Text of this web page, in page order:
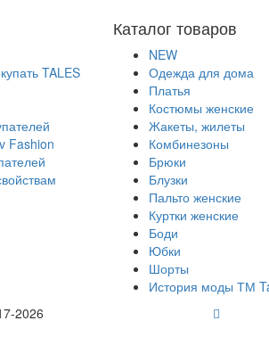
TALES
Fashion
Каталог товаров
NEW
Одежда для дома
Платья
Костюмы женские
Жакеты, жилеты
Комбинезоны
Брюки
Блузки
Пальто женские
Куртки женские
Боди
Юбки
Шорты
История моды ТМ
2026